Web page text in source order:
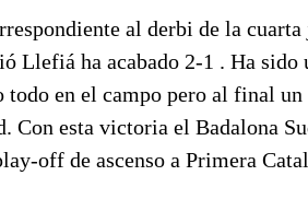
al derbi de la
Llefiá ha acabado 2-1 . Ha sido
todo en el campo pero al final
Con esta victoria el Badalona
off de ascenso a Primera